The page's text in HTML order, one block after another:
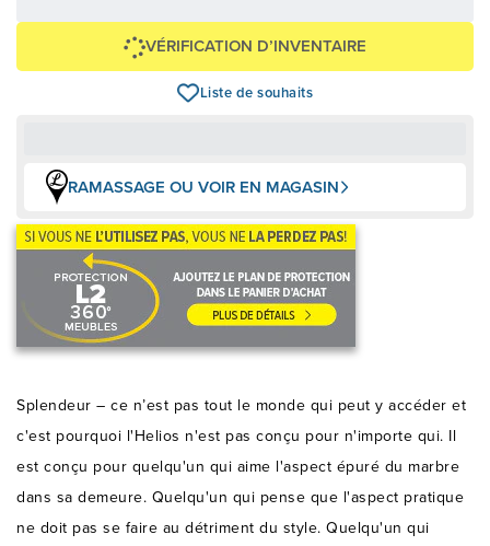
VÉRIFICATION D’INVENTAIRE
Liste de souhaits
RAMASSAGE OU VOIR EN MAGASIN
Splendeur – ce n’est pas tout le monde qui peut y accéder et
c'est pourquoi l'Helios n'est pas conçu pour n'importe qui. Il
est conçu pour quelqu'un qui aime l'aspect épuré du marbre
dans sa demeure. Quelqu'un qui pense que l'aspect pratique
ne doit pas se faire au détriment du style. Quelqu'un qui